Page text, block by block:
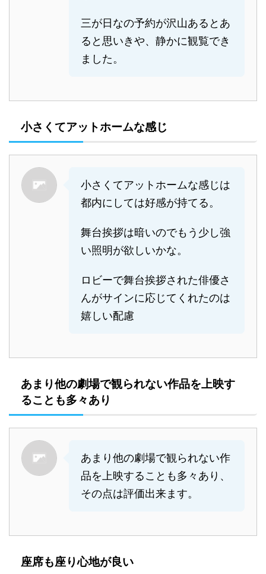
三が日なの予約が沢山あるとあ
ると思いきや、静かに観覧でき
ました。
小さくてアットホームな感じ
小さくてアットホームな感じは
都内にしては好感が持てる。
舞台挨拶は暗いのでもう少し強
い照明が欲しいかな。
ロビーで舞台挨拶された俳優さ
んがサインに応じてくれたのは
嬉しい配慮
あまり他の劇場で観られない作品を上映す
ることも多々あり
あまり他の劇場で観られない作
品を上映することも多々あり、
その点は評価出来ます。
座席も座り心地が良い